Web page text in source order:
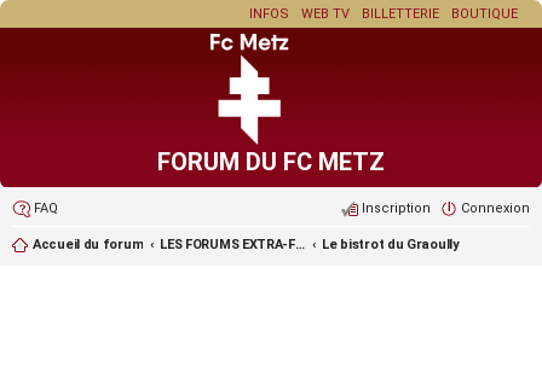
BOUTIQUE
BILLETTERIE
WEB TV
INFOS
FORUM DU FC METZ
FAQ Connexion
Inscription
Accueil du forum LES FORUMS EXTRA-FOOT ET LES JEUX Le bistrot du Graoully